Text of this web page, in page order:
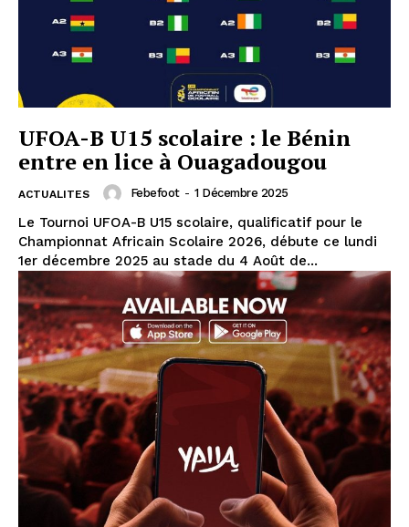
UFOA-B U15 scolaire : le Bénin
entre en lice à Ouagadougou
ACTUALITES Febefoot - 1 Décembre 2025
Le Tournoi UFOA-B U15 scolaire, qualificatif pour le
Championnat Africain Scolaire 2026, débute ce lundi
1er décembre 2025 au stade du 4 Août de...